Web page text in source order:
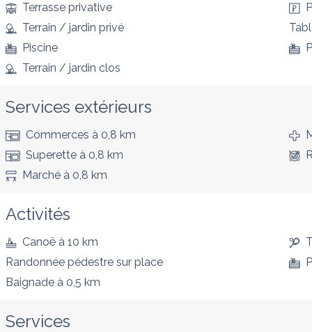
Terrasse privative
Terrain / jardin privé
Piscine
Terrain / jardin clos
Services extérieurs
Commerces à 0,8 km
Superette à 0,8 km
Marché à 0,8 km
Activités
Canoë à 10 km
Randonnée pédestre sur place
Baignade à 0,5 km
Services